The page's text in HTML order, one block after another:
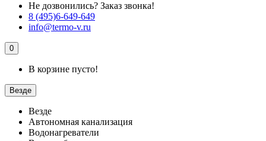
Не дозвонились? Заказ звонка!
8 (495)6-649-649
info@termo-v.ru
0
В корзине пусто!
Везде
Везде
Автономная канализация
Водонагреватели